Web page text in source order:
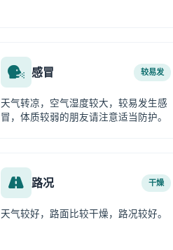
感冒 较易发
天气转凉，空气湿度较大，较易发生感
冒，体质较弱的朋友请注意适当防护。
路况 干燥
天气较好，路面比较干燥，路况较好。